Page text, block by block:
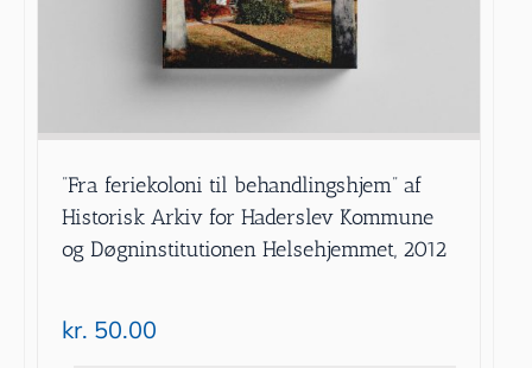
”Fra feriekoloni til behandlingshjem” af
Historisk Arkiv for Haderslev Kommune
og Døgninstitutionen Helsehjemmet, 2012
kr. 50.00